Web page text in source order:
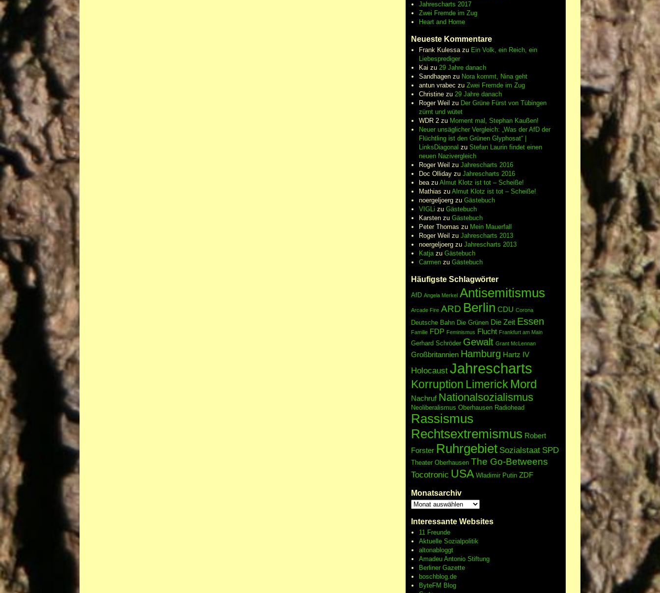
Jahrescharts 2017
Zwei Fremde im Zug
Heart and Home
Neueste Kommentare
Frank Kulessazu Ein Volk, ein Reich, ein
Liebesprediger
Kai zu 29 Jahre danach
Sandhagenzu Nora kommt, Nina geht
antun vrabec zu Zwei Fremde im Zug
Christinezu 29 Jahre danach
Roger Weil zu Der Grüne Fürst von Tübingen
zürnt und wütet
WDR 2zu Moment mal, Stephan Kaußen!
Neuer unsäglicher Vergleich: „Was der AfD der
Flüchtling ist den Grünen Glyphosat“ |
LinksDiagonal zu Stefan Laurin findet einen
neuen Nazivergleich
Roger Weil zu Jahrescharts 2016
Doc Ollidayzu Jahrescharts 2016
beazu Almut Klotz ist tot – Scheiße!
Mathias zu Almut Klotz ist tot – Scheiße!
noergeljoergzu Gästebuch
VIGLi zu Gästebuch
Karstenzu Gästebuch
Peter Thomas zu Mein Mauerfall
Roger Weil zu Jahrescharts 2013
noergeljoergzu Jahrescharts 2013
Katjazu Gästebuch
Carmenzu Gästebuch
Häufigste Schlagwörter
AfD Angela Merkel Antisemitismus
Arcade Fire ARD Berlin CDU Corona
Deutsche Bahn Die Grünen Die Zeit Essen
Familie FDP Feminismus Flucht Frankfurt am Main
Gerhard Schröder Gewalt Grant McLennan
Großbritannien Hamburg Hartz IV
Holocaust Jahrescharts
Korruption Limerick Mord
Nachruf Nationalsozialismus
Neoliberalismus Oberhausen Radiohead
Rassismus
Rechtsextremismus Robert
Forster Ruhrgebiet Sozialstaat SPD
Theater Oberhausen The Go-Betweens
Tocotronic USA Wladimir Putin ZDF
Monatsarchiv
Interessante Websites
11 Freunde
Aktuelle Sozialpolitik
altonabloggt
Amadeu Antonio Stiftung
Berliner Gazette
boschblog.de
ByteFM Blog